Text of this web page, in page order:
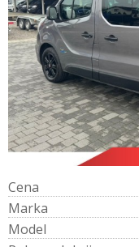
Cena
Marka
Model